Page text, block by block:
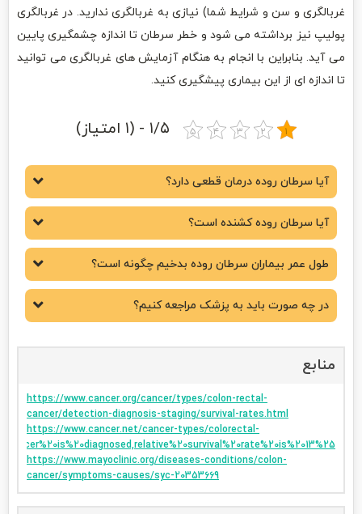
غربالگری و سن و شرایط شما) نیازی به غربالگری ندارید. در غربالگری
پولیپ نیز برداشته می شود و خطر سرطان تا اندازه چشمگیری پایین
می آید. بنابراین با انجام به هنگام آزمایش های غربالگری می توانید
تا اندازه ای از این بیماری پیشگیری کنید.
۱/۵ - (۱ امتیاز)
آیا سرطان روده درمان قطعی دارد؟
آیا سرطان روده کشنده است؟
طول عمر بیماران سرطان روده بدخیم چگونه است؟
در چه صورت باید به پزشک مراجعه کنیم؟
منابع
https://www.cancer.org/cancer/types/colon-rectal-
cancer/detection-diagnosis-staging/survival-rates.html
https://www.cancer.net/cancer-types/colorectal-
https://www.mayoclinic.org/diseases-conditions/colon-
cancer/symptoms-causes/syc-20353669